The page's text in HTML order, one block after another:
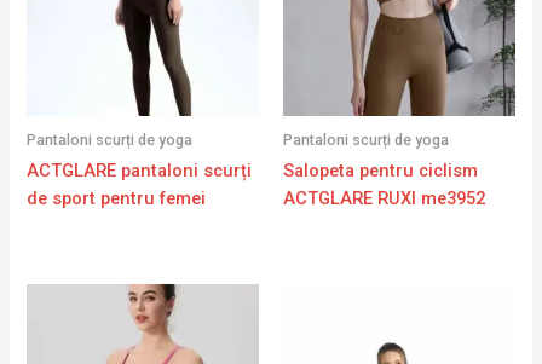
Pantaloni scurți de yoga
ACTGLARE pantaloni scurți
de sport pentru femei
Pantaloni scurți de yoga
Salopeta pentru ciclism
ACTGLARE RUXI me3952